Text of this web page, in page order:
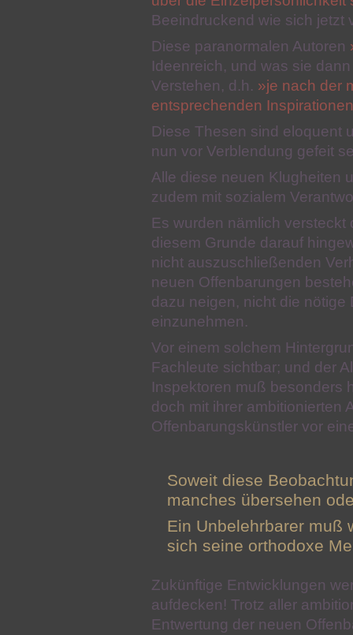
Beeindruckend wie sich jetzt
Diese paranormalen Autoren
Ideenreich, und was sie
Verstehen, d.h. »je nach der
entsprechenden
Diese Thesen sind eloquent
nun vor Verblendung gefeit
Alle diese neuen Klugheiten
zudem mit sozialem
Es wurden nämlich
diesem Grunde darauf
nicht auszuschließenden
neuen Offenbarungen
dazu neigen, nicht die
einzunehmen.
Vor einem solchem
Fachleute sichtbar; und der
Inspektoren muß besonders
doch mit ihrer ambitionierten
Offenbarungskünstler vor
Soweit diese
manches übersehen
Ein Unbelehrbarer muß
sich seine orthodoxe
Zukünftige Entwicklungen
aufdecken! Trotz aller
Entwertung der neuen